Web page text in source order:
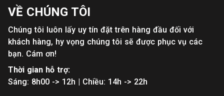
VỀ CHÚNG TÔI
Chúng tôi luôn lấy uy tín đặt trên hàng đầu đối với
khách hàng, hy vọng chúng tôi sẽ được phục vụ các
bạn. Cám ơn!
Thời gian hỗ trợ:
Sáng: 8h00 -> 12h | Chiều: 14h -> 22h